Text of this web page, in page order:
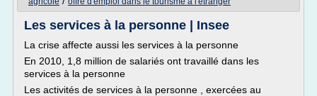
Les services à la personne | Insee
La crise affecte aussi les services à la personne
En 2010, 1,8 million de salariés ont travaillé dans les
services à la personne
Les activités de services à la personne , exercées au